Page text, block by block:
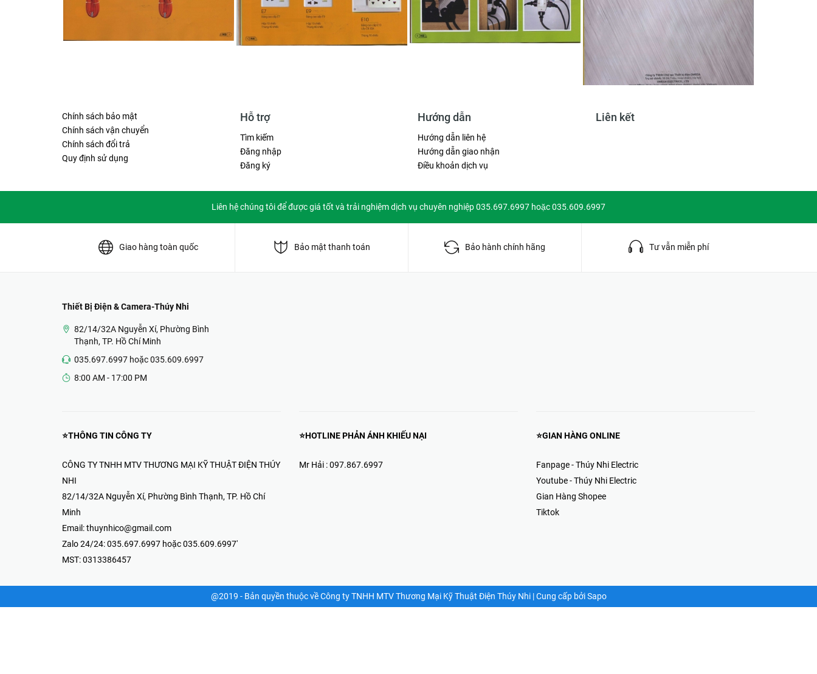
Chính sách bảo mật
Chính sách vận chuyển
Chính sách đổi trả
Quy định sử dụng
Hỗ trợ
Tìm kiếm
Đăng nhập
Đăng ký
Hướng dẫn
Hướng dẫn liên hệ
Hướng dẫn giao nhận
Điều khoản dịch vụ
Liên kết
Liên hệ chúng tôi để được giá tốt và trải nghiệm dịch vụ chuyên nghiệp 035.697.6997 hoặc 035.609.6997
Giao hàng toàn quốc Bảo mật thanh toán Bảo hành chính hãng Tư vẫn miễn phí
Thiết Bị Điện & Camera-Thúy Nhi
82/14/32A Nguyễn Xí, Phường Bình
Thạnh, TP. Hồ Chí Minh